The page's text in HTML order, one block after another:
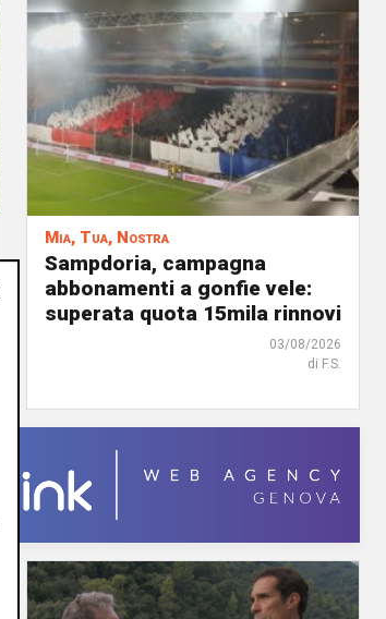
Mia, Tua, Nostra
Sampdoria, campagna
abbonamenti a gonfie vele:
superata quota 15mila rinnovi
03/08/2026
di F.S.